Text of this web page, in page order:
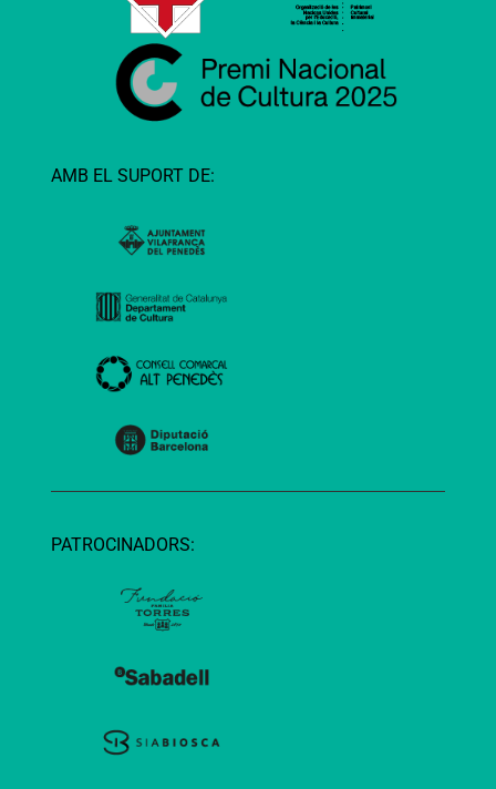
AMB EL SUPORT DE:
PATROCINADORS: